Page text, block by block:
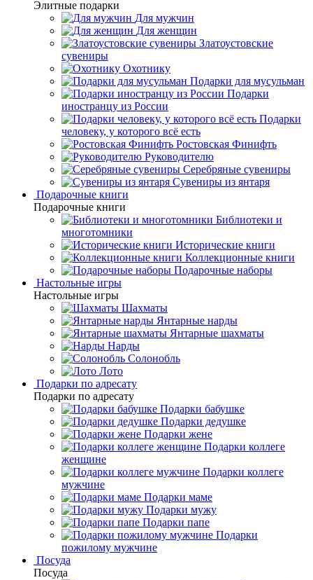
Элитные подарки
Для мужчин
Для женщин
Златоустовские
сувениры
Охотнику
Подарки для мусульман
Подарки
иностранцу из России
Подарки
человеку, у которого всё есть
Ростовская Финифть
Руководителю
Серебряные сувениры
Сувениры из янтаря
Подарочные книги
Подарочные книги
Библиотеки и
многотомники
Исторические книги
Коллекционные книги
Подарочные наборы
Настольные игры
Настольные игры
Шахматы
Янтарные нарды
Янтарные шахматы
Нарды
Солонобль
Лото
Подарки по адресату
Подарки по адресату
Подарки бабушке
Подарки дедушке
Подарки жене
Подарки коллеге
женщине
Подарки коллеге
мужчине
Подарки маме
Подарки мужу
Подарки папе
Подарки
пожилому мужчине
Посуда
Посуда